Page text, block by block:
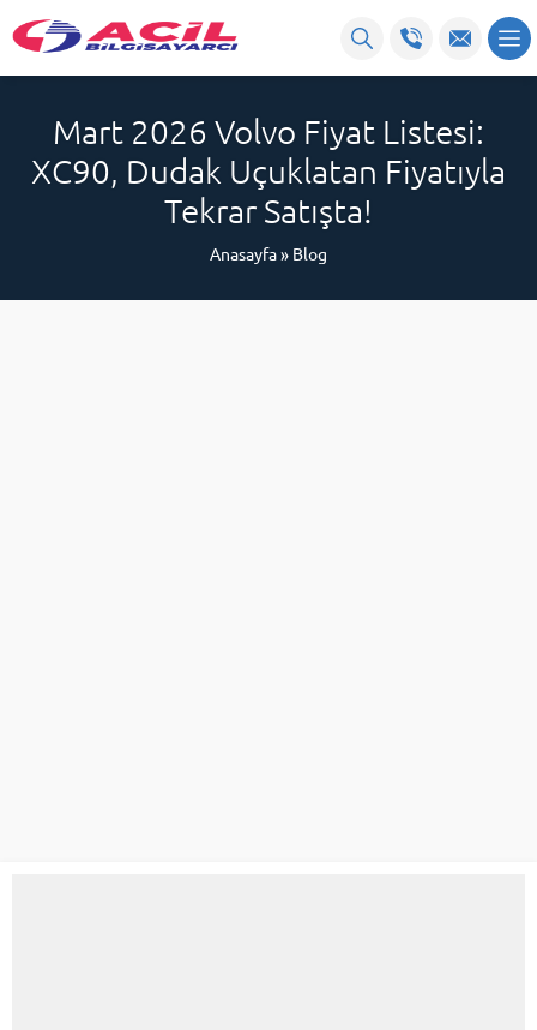
Mart 2026 Volvo Fiyat Listesi:
XC90, Dudak Uçuklatan Fiyatıyla
Tekrar Satışta!
Anasayfa» Blog